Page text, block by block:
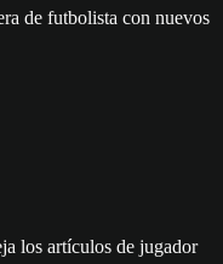
de futbolista con nuevos
los artículos de jugador